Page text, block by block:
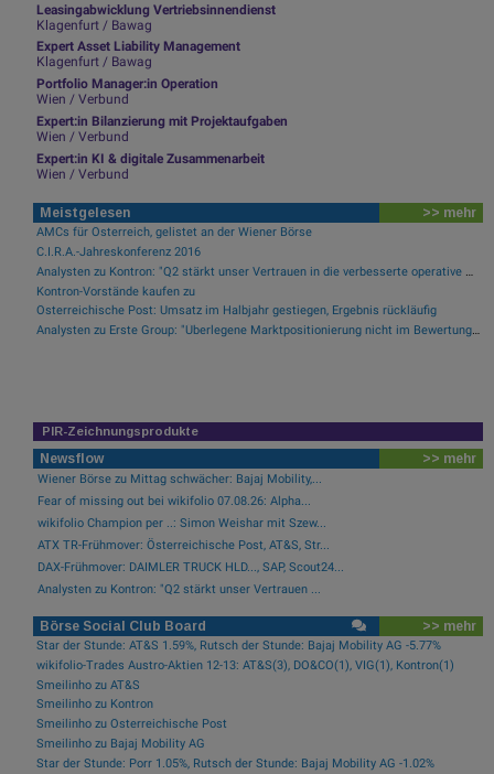
Leasingabwicklung Vertriebsinnendienst
Klagenfurt / Bawag
Expert Asset Liability Management
Klagenfurt / Bawag
Portfolio Manager:in Operation
Wien / Verbund
Expert:in Bilanzierung mit Projektaufgaben
Wien / Verbund
Expert:in KI & digitale Zusammenarbeit
Wien / Verbund
Meistgelesen >> mehr
AMCs für Österreich, gelistet an der Wiener Börse
C.I.R.A.-Jahreskonferenz 2016
Analysten zu Kontron: "Q2 stärkt unser Vertrauen in die verbesserte operative Qualität"
Kontron-Vorstände kaufen zu
Österreichische Post: Umsatz im Halbjahr gestiegen, Ergebnis rückläufig
Analysten zu Erste Group: "Überlegene Marktpositionierung nicht im Bewertungsniveau reflektiert"
PIR-Zeichnungsprodukte
Newsflow >> mehr
Wiener Börse zu Mittag schwächer: Bajaj Mobility,...
Fear of missing out bei wikifolio 07.08.26: Alpha...
wikifolio Champion per ..: Simon Weishar mit Szew...
ATX TR-Frühmover: Österreichische Post, AT&S, Str...
DAX-Frühmover: DAIMLER TRUCK HLD..., SAP, Scout24...
Analysten zu Kontron: "Q2 stärkt unser Vertrauen ...
Börse Social Club Board >> mehr
Star der Stunde: AT&S 1.59%, Rutsch der Stunde: Bajaj Mobility AG -5.77%
wikifolio-Trades Austro-Aktien 12-13: AT&S(3), DO&CO(1), VIG(1), Kontron(1)
Smeilinho zu AT&S
Smeilinho zu Kontron
Smeilinho zu Österreichische Post
Smeilinho zu Bajaj Mobility AG
Star der Stunde: Porr 1.05%, Rutsch der Stunde: Bajaj Mobility AG -1.02%